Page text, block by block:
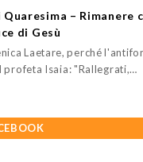
– Rimanere
di Gesù
Laetare, perché
profeta Isaia: "Rallegrati,…